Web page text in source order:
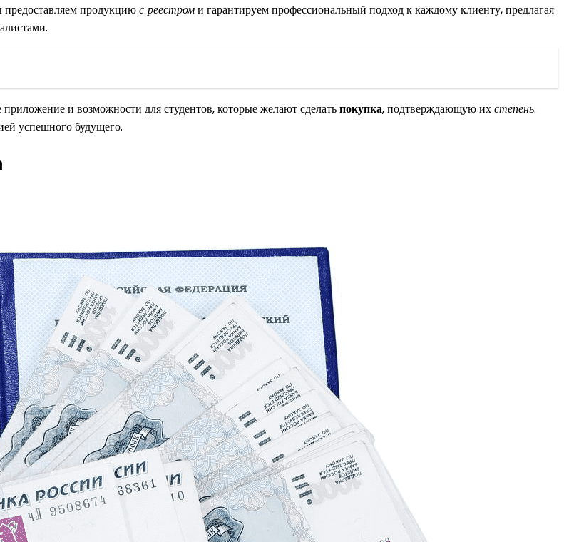
продукциюс реестроми гарантируем профессиональный подход к каждому клиенту, предлагая
и возможности для студентов, которые желают сделатьпокупка, подтверждающую ихстепень.
успешного будущего.